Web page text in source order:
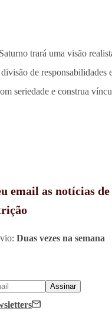
trará uma visão
de responsabilidades
seriedade e construa
email as notícias de
Duas vezes na semana
Assinar